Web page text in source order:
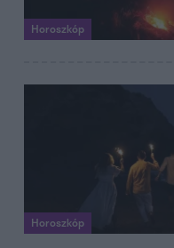
Horoszkóp
Horoszkóp